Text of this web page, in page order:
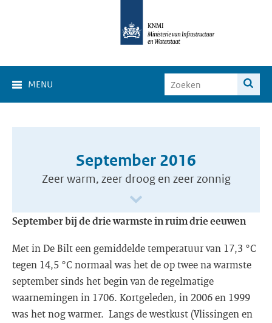
MENU
September 2016
Zeer warm, zeer droog en zeer zonnig
September bij de drie warmste in ruim drie eeuwen
Met in De Bilt een gemiddelde temperatuur van 17,3 °C
tegen 14,5 °C normaal was het de op twee na warmste
september sinds het begin van de regelmatige
waarnemingen in 1706. Kortgeleden, in 2006 en 1999
was het nog warmer. Langs de westkust (Vlissingen en